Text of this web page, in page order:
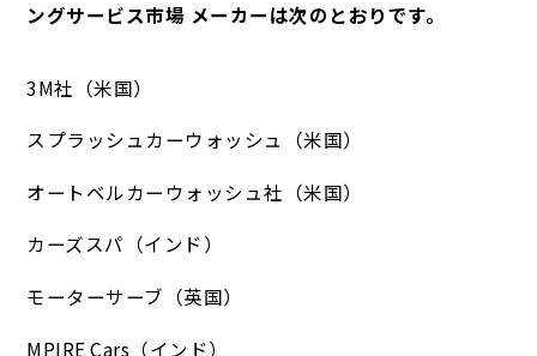
ングサービス市場 メーカーは次のとおりです。
3M社（米国）
スプラッシュカーウォッシュ（米国）
オートベルカーウォッシュ社（米国）
カーズスパ（インド）
モーターサーブ（英国）
MPIRE Cars（インド）